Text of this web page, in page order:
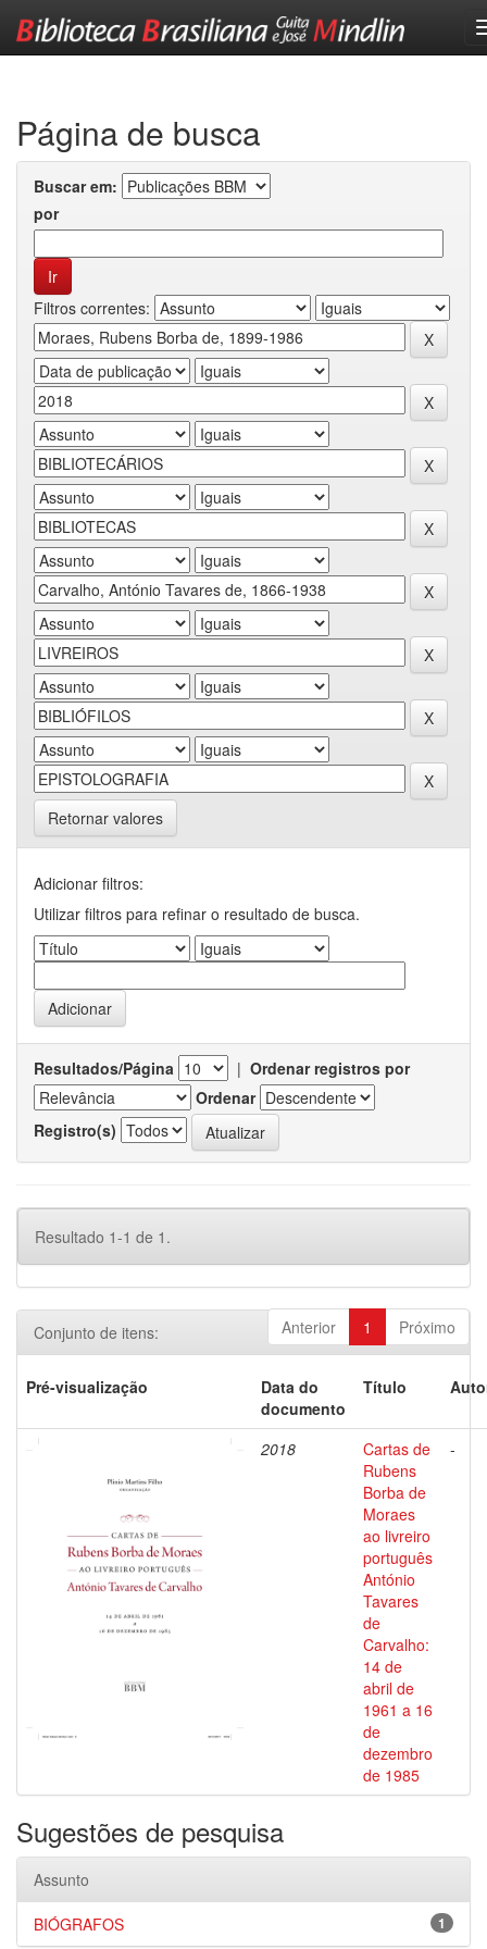
Página de busca
Buscar em:
por
Filtros correntes:
Retornar valores
Adicionar filtros:
Utilizar filtros para refinar o resultado de busca.
Resultados/Página | Ordenar registros por
Ordenar
Registro(s)
Resultado 1-1 de 1.
Anterior 1 Próximo
Conjunto de itens:
Pré-visualização
Data do
documento
Título
2018
Cartas de
Rubens
Borba de
Moraes
ao livreiro
português
António
Tavares
de
Carvalho:
14 de
abril de
1961 a 16
de
dezembro
de 1985
-
Sugestões de pesquisa
Assunto
1
BIÓGRAFOS